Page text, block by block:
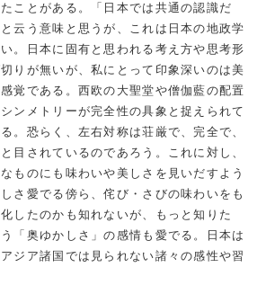
ことがある。「日本では共通の認識だ
云う意味と思うが、これは日本の地政学
。日本に固有と思われる考え方や思考形
りが無いが、私にとって印象深いのは美
覚である。西欧の大聖堂や僧伽藍の配置
ンメトリーが完全性の具象と捉えられて
。恐らく、左右対称は荘厳で、完全で、
目されているのであろう。これに対し、
ものにも味わいや美しさを見いだすよう
さ愛でる傍ら、侘び・さびの味わいをも
したのかも知れないが、もっと知りた
「奥ゆかしさ」の感情も愛でる。日本は
ジア諸国では見られない諸々の感性や習